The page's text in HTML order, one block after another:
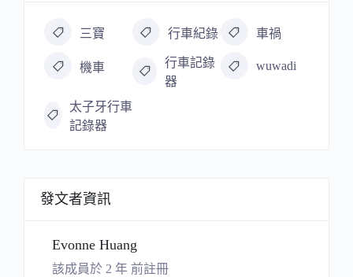
三寶 行車紀錄 車禍
機車
行車記錄
器
wuwadi
太子牙行車
記錄器
發文者資訊
Evonne Huang
該成員於 2 年 前註冊